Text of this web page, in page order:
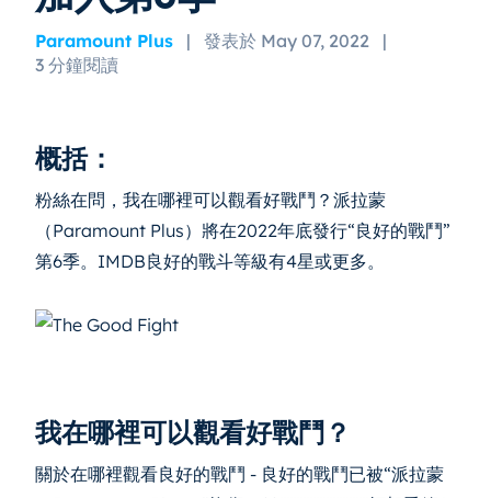
Paramount Plus | 發表於 May 07, 2022
|
3 分鐘閱讀
概括：
粉絲在問，我在哪裡可以觀看好戰鬥？派拉蒙
（Paramount Plus）將在2022年底發行“良好的戰鬥”
第6季。IMDB良好的戰斗等級有4星或更多。
我在哪裡可以觀看好戰鬥？
關於在哪裡觀看良好的戰鬥 - 良好的戰鬥已被“派拉蒙